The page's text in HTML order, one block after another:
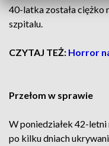
40-latka została ciężko
szpitalu.
CZYTAJ TEŻ: Horror
Przełom w sprawie
W poniedziałek 42-
po kilku dniach